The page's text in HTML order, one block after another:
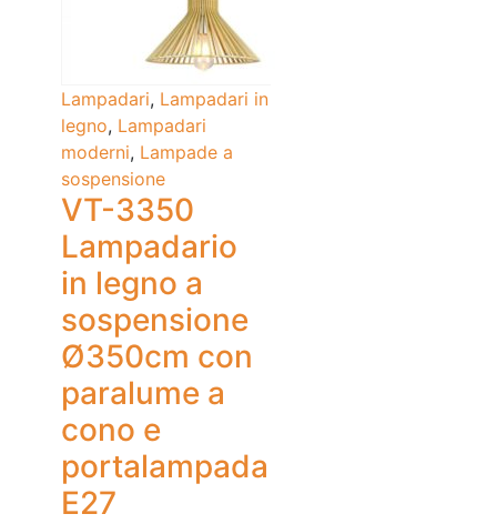
Lampadari, Lampadari in
legno, Lampadari
moderni, Lampade a
sospensione
VT-3350
Lampadario
in legno a
sospensione
Ø350cm con
paralume a
cono e
portalampada
E27